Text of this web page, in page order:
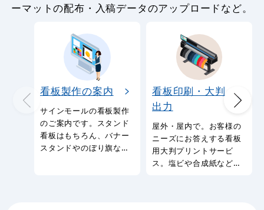
ーマットの配布・入稿データのアップロードなど。
看板製作の案内
サインモールの看板製作
のご案内です。スタンド
看板はもちろん、バナー
スタンドやのぼり旗など
看板印刷・大判
出力
屋外・屋内で。お客様の
ニーズにお答えする看板
用大判プリントサービ
ス。塩ビや合成紙など看